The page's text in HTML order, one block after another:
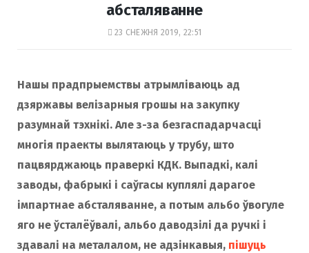
абсталяванне
23 СНЕЖНЯ 2019, 22:51
Нашы прадпрыемствы атрымліваюць ад
дзяржавы велізарныя грошы на закупку
разумнай тэхнікі. Але з-за безгаспадарчасці
многія праекты вылятаюць у трубу, што
пацвярджаюць праверкі КДК. Выпадкі, калі
заводы, фабрыкі і саўгасы куплялі дарагое
імпартнае абсталяванне, а потым альбо ўвогуле
яго не ўсталёўвалі, альбо даводзілі да ручкі і
здавалі на металалом, не адзінкавыя, пішуць